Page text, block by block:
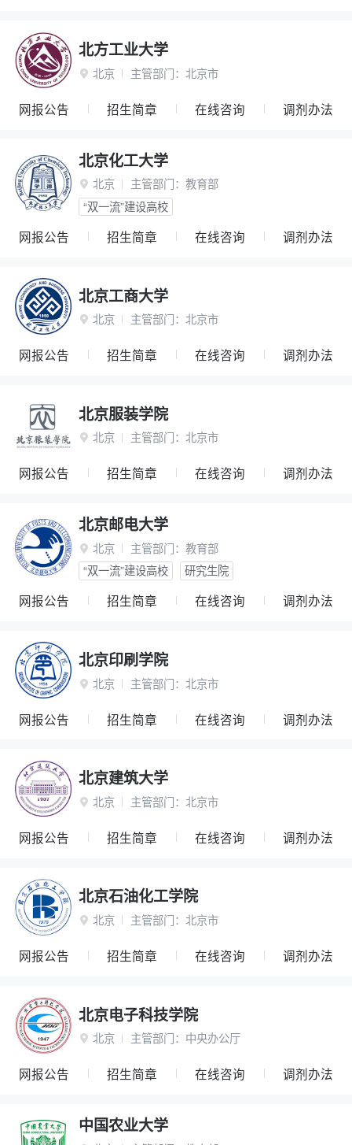
北方工业大学
 北京 主管部门： 北京市
网报公告 招生简章 在线咨询 调剂办法
北京化工大学
 北京 主管部门： 教育部
“双一流”建设高校
网报公告 招生简章 在线咨询 调剂办法
北京工商大学
 北京 主管部门： 北京市
网报公告 招生简章 在线咨询 调剂办法
北京服装学院
 北京 主管部门： 北京市
网报公告 招生简章 在线咨询 调剂办法
北京邮电大学
 北京 主管部门： 教育部
“双一流”建设高校
研究生院
网报公告 招生简章 在线咨询 调剂办法
北京印刷学院
 北京 主管部门： 北京市
网报公告 招生简章 在线咨询 调剂办法
北京建筑大学
 北京 主管部门： 北京市
网报公告 招生简章 在线咨询 调剂办法
北京石油化工学院
 北京 主管部门： 北京市
网报公告 招生简章 在线咨询 调剂办法
北京电子科技学院
 北京 主管部门： 中央办公厅
网报公告 招生简章 在线咨询 调剂办法
中国农业大学